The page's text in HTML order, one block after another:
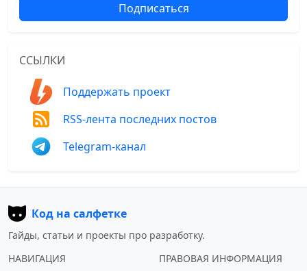
Подписаться
ССЫЛКИ
Поддержать проект
RSS-лента последних постов
Telegram-канал
Код на салфетке
Гайды, статьи и проекты про разработку.
НАВИГАЦИЯ
ПРАВОВАЯ ИНФОРМАЦИЯ